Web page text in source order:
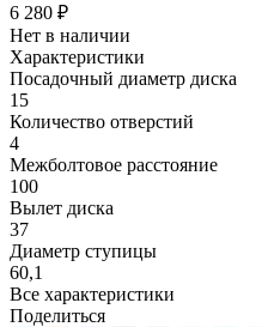
6 280 ₽
Нет в наличии
Характеристики
Посадочный диаметр диска
15
Количество отверстий
4
Межболтовое расстояние
100
Вылет диска
37
Диаметр ступицы
60,1
Все характеристики
Поделиться